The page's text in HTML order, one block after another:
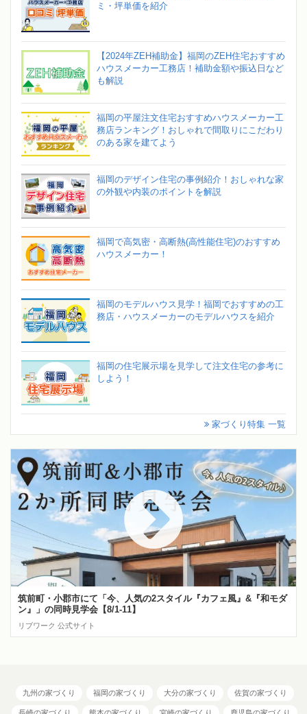
ミ・坪単価を紹介
【2024年ZEH補助金】福岡のZEH住宅おすすめ
ハウスメーカー工務店！補助金額や振込日など
も解説
福岡の平屋注文住宅おすすめハウスメーカー工
務店ランキング！おしゃれで間取りにこだわり
のある家を建てよう
福岡のデザイン住宅の事例紹介！おしゃれな家
の外観や内装のポイントを解説
福岡で高気密・高断熱(高性能住宅)のおすすめ
ハウスメーカー！
福岡のモデルハウス見学！福岡でおすすめの工
務店・ハウスメーカーのモデルハウスを紹介
福岡の住宅展示場を見学して注文住宅の参考に
しよう！
家づくり特集 一覧
筑前町・小郡市にて「今、人気の2スタイル『カフェ風』&『和モダ
ン』」の同時見学会【8/1-11】
リブワーク 公式サイト
九州の家づくり 福岡の家づくり 大分の家づくり 佐賀の家づくり